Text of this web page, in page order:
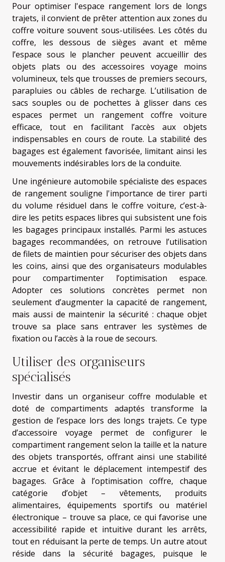
Pour optimiser l'espace rangement lors de longs
trajets, il convient de prêter attention aux zones du
coffre voiture souvent sous-utilisées. Les côtés du
coffre, les dessous de sièges avant et même
l’espace sous le plancher peuvent accueillir des
objets plats ou des accessoires voyage moins
volumineux, tels que trousses de premiers secours,
parapluies ou câbles de recharge. L’utilisation de
sacs souples ou de pochettes à glisser dans ces
espaces permet un rangement coffre voiture
efficace, tout en facilitant l’accès aux objets
indispensables en cours de route. La stabilité des
bagages est également favorisée, limitant ainsi les
mouvements indésirables lors de la conduite.
Une ingénieure automobile spécialiste des espaces
de rangement souligne l'importance de tirer parti
du volume résiduel dans le coffre voiture, c’est-à-
dire les petits espaces libres qui subsistent une fois
les bagages principaux installés. Parmi les astuces
bagages recommandées, on retrouve l’utilisation
de filets de maintien pour sécuriser des objets dans
les coins, ainsi que des organisateurs modulables
pour compartimenter l’optimisation espace.
Adopter ces solutions concrètes permet non
seulement d’augmenter la capacité de rangement,
mais aussi de maintenir la sécurité : chaque objet
trouve sa place sans entraver les systèmes de
fixation ou l’accès à la roue de secours.
Utiliser des organiseurs
spécialisés
Investir dans un organiseur coffre modulable et
doté de compartiments adaptés transforme la
gestion de l’espace lors des longs trajets. Ce type
d’accessoire voyage permet de configurer le
compartiment rangement selon la taille et la nature
des objets transportés, offrant ainsi une stabilité
accrue et évitant le déplacement intempestif des
bagages. Grâce à l’optimisation coffre, chaque
catégorie d’objet – vêtements, produits
alimentaires, équipements sportifs ou matériel
électronique – trouve sa place, ce qui favorise une
accessibilité rapide et intuitive durant les arrêts,
tout en réduisant la perte de temps. Un autre atout
réside dans la sécurité bagages, puisque le